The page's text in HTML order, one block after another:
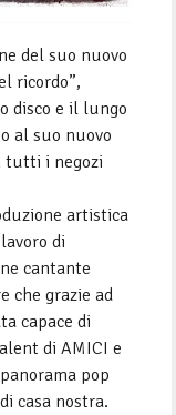
del suo nuovo
ricordo”,
disco e il lungo
al suo nuovo
tutti i negozi
artistica
di
cantante
che grazie ad
capace di
di AMICI e
pop
casa nostra.